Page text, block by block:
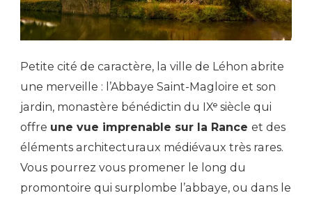
Petite cité de caractère, la ville de Léhon abrite
une merveille : l’Abbaye Saint-Magloire et son
jardin, monastère bénédictin du IXᵉ siècle qui
offre une vue imprenable sur la Rance et des
éléments architecturaux médiévaux très rares.
Vous pourrez vous promener le long du
promontoire qui surplombe l’abbaye, ou dans le